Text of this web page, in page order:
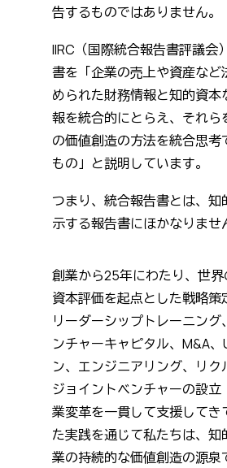
告するものではありません。
IIRC（国際統合報告書評議会
書を「企業の売上や資産など
められた財務情報と知的資本
報を統合的にとらえ、それら
の価値創造の方法を統合思考
もの」と説明しています。
つまり、統合報告書とは、知
示する報告書にほかなりませ
創業から25年にわたり、世
資本評価を起点とした戦略策
リーダーシップトレーニング
ンチャーキャピタル、M&A、
ン、エンジニアリング、リク
ジョイントベンチャーの設立
業変革を一貫して支援してき
た実践を通じて私たちは、知
業の持続的な価値創造の源泉